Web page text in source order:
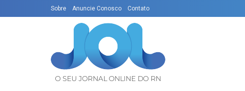
Sobre Anuncie Conosco Contato